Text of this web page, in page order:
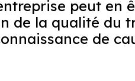
peut en
de la qualité du
de